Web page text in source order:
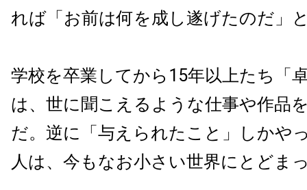
れば「お前は何を成し遂げたのだ」
学校を卒業してから15年以上たち「
は、世に聞こえるような仕事や作品
だ。逆に「与えられたこと」しかや
人は、今もなお小さい世界にとどま